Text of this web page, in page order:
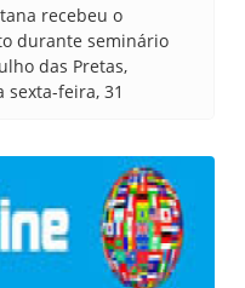
recebeu o
durante seminário
das Pretas,
sexta-feira, 31